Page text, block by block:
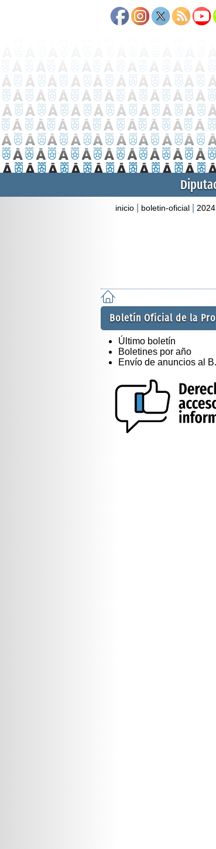
inicio boletin-oficial 2024
Boletín Oficial de la
Último boletín
Boletines por año
Envío de anuncios al